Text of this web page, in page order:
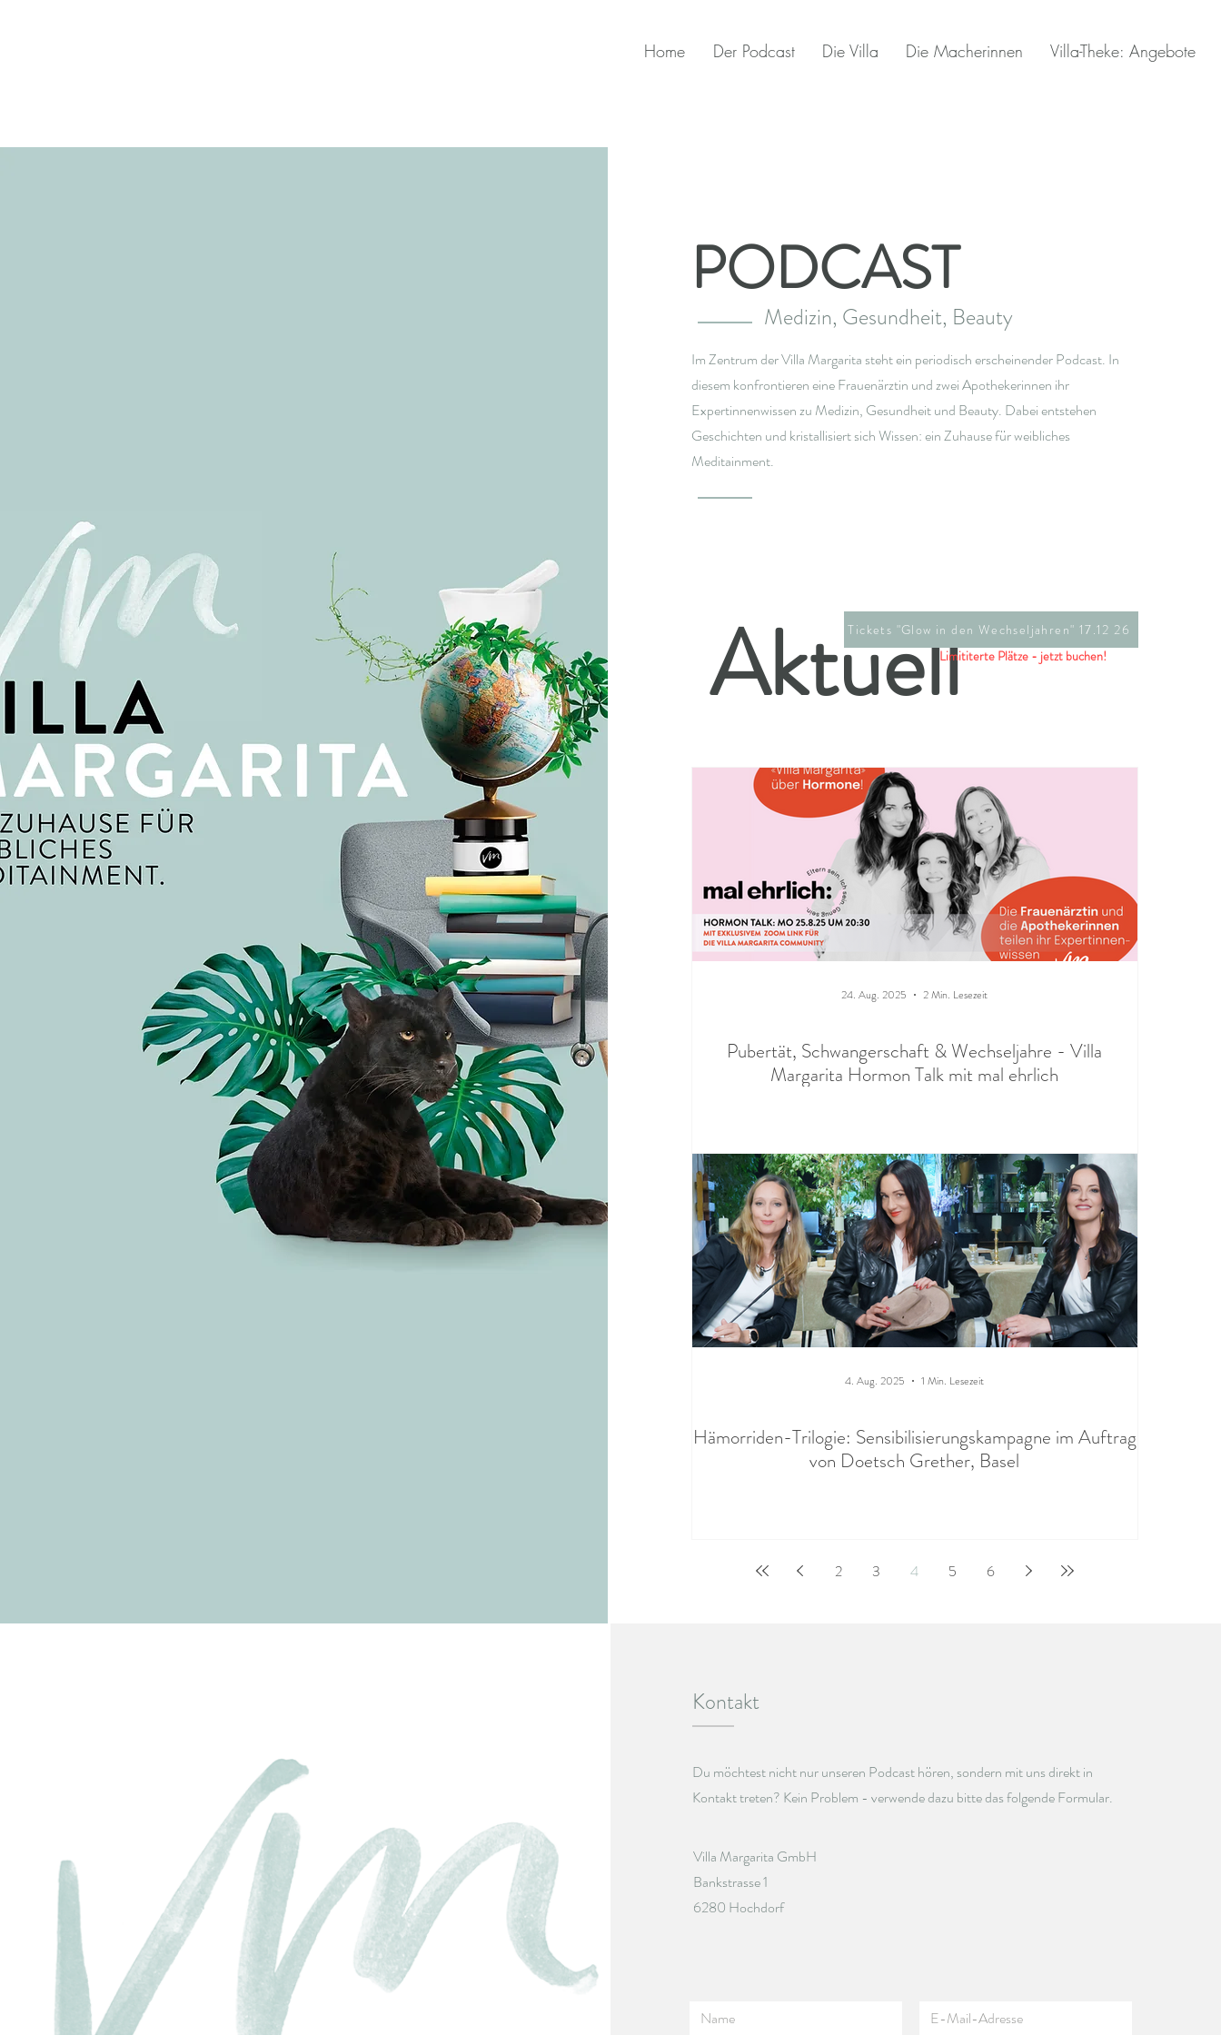
Home Der Podcast Die Villa Die Macherinnen Villa-Theke: Angebote
PODCAST
Medizin, Gesundheit, Beauty
Im Zentrum der Villa Margarita steht ein periodisch erscheinender Podcast. In
diesem konfrontieren eine Frauenärztin und zwei Apothekerinnen ihr
Expertinnenwissen zu Medizin, Gesundheit und Beauty. Dabei entstehen
Geschichten und kristallisiert sich Wissen: ein Zuhause für weibliches
Meditainment.
Aktuell
Pubertät, Schwangerschaft & Wechseljahre - Villa
Margarita Hormon Talk mit mal ehrlich
24. Aug. 2025 2 Min. Lesezeit
Hämorriden-Trilogie: Sensibilisierungskampagne im Auftrag
von Doetsch Grether, Basel
4. Aug. 2025 1 Min. Lesezeit
2 3 4 5 6
Tickets "Glow in den Wechseljahren" 17.12 26
Limititerte Plätze - jetzt buchen!
Kontakt
Du möchtest nicht nur unseren Podcast hören, sondern mit uns direkt in
Kontakt treten? Kein Problem - verwende dazu bitte das folgende Formular.
Villa Margarita GmbH
Bankstrasse 1
6280 Hochdorf